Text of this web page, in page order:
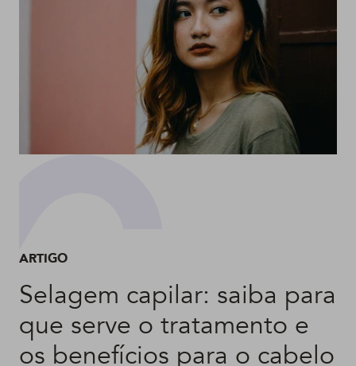
ARTIGO
Selagem capilar: saiba para
que serve o tratamento e
os benefícios para o cabelo